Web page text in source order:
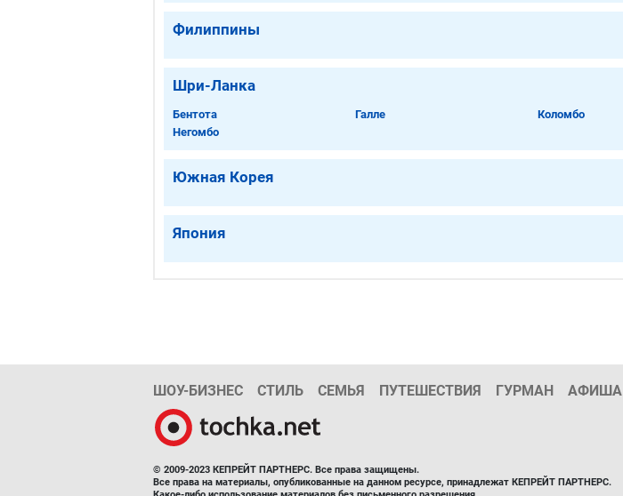
Филиппины
Шри-Ланка
Бентота Галле
Коломбо
Негомбо
Южная Корея
Япония
ШОУ-БИЗНЕС СТИЛЬ СЕМЬЯ ПУТЕШЕСТВИЯ ГУРМАН АФИША
© 2009-2023 КЕПРЕЙТ ПАРТНЕРС. Все права защищены.
Все права на материалы, опубликованные на данном ресурсе, принадлежат КЕПРЕЙТ ПАРТНЕРС.